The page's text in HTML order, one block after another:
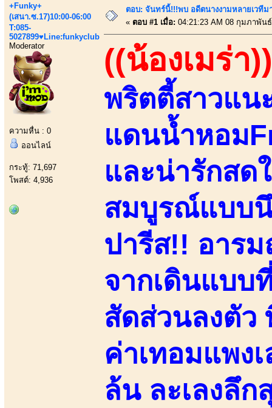
+Funky+
(เสนา.ซ.17)10:00-06:00
T:085-
5027899♥Line:funkyclub
Moderator
ความหื่น : 0
ออนไลน์
กระทู้: 71,697
โพสต์: 4,936
ตอบ: จันทร์นี้!!!พบ อดีตนางงามหลายเวที
« ตอบ #1 เมื่อ: 04:21:23 AM 08 กุมภาพัน
((น้องเมร่า))
พริตตี้สาวแน
แดนน้ำหอม
และน่ารักสด
สมบูรณ์แบบ
ปารีส!! อาร
จากเดินแบบ
สัดส่วนลงตัว
ค่าเทอมแพง
ล้น ละเลงลึ